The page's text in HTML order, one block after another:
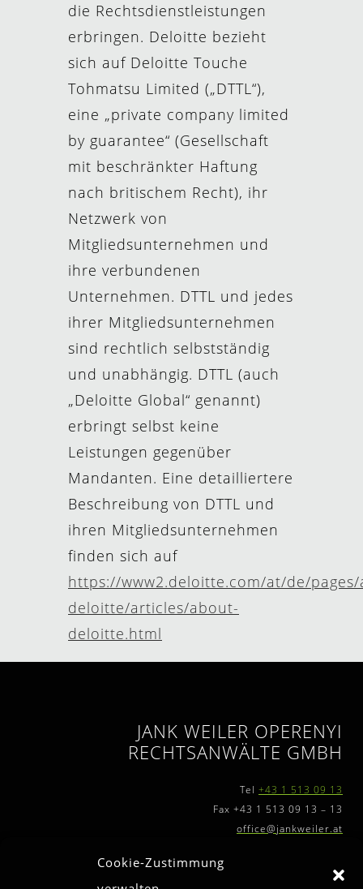
Cookie-Zustimmung
die Rechtsdienstleistungen
erbringen. Deloitte bezieht
sich auf Deloitte Touche
Tohmatsu Limited („DTTL“),
eine „private company limited
by guarantee“ (Gesellschaft
mit beschränkter Haftung
nach britischem Recht), ihr
Netzwerk von
Mitgliedsunternehmen und
ihre verbundenen
Unternehmen. DTTL und jedes
ihrer Mitgliedsunternehmen
sind rechtlich selbstständig
und unabhängig. DTTL (auch
„Deloitte Global“ genannt)
erbringt selbst keine
Leistungen gegenüber
Mandanten. Eine detailliertere
Beschreibung von DTTL und
ihren Mitgliedsunternehmen
finden sich auf
https://www2.deloitte.com/at/de/
deloitte/articles/about-
deloitte.html
JANK WEILER OPERENYI
RECHTSANWÄLTE GMBH
Tel +43 1 513 09 13
Fax +43 1 513 09 13 – 13
office@jankweiler.at